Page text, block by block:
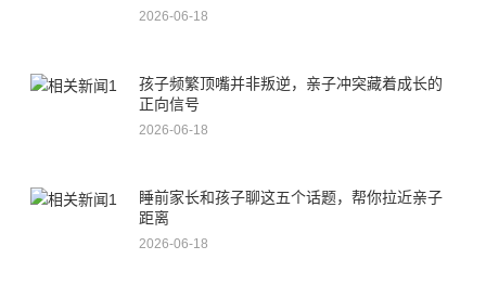
2026-06-18
孩子频繁顶嘴并非叛逆，亲子冲突藏着成长的
正向信号
2026-06-18
睡前家长和孩子聊这五个话题，帮你拉近亲子
距离
2026-06-18